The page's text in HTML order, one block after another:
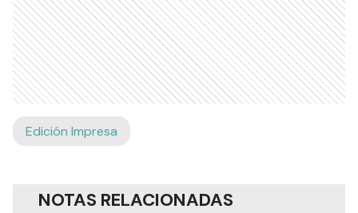
Edición Impresa
NOTAS RELACIONADAS